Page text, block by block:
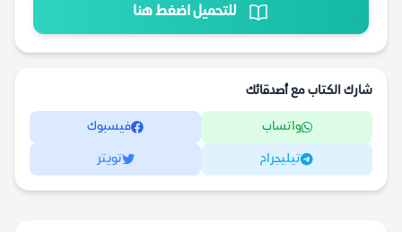
للتحميل اضغط هنا
شارك الكتاب مع أصدقائك
واتساب فيسبوك
تيليجرام تويتر